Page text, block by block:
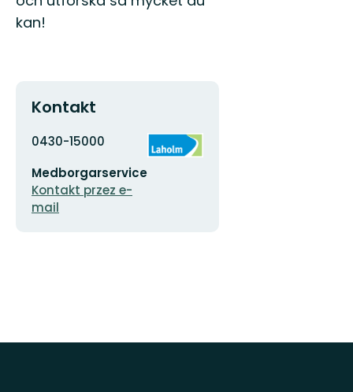
kan!
Kontakt
Adres
0430-15000
e-
mail
Medborgarservice
Kontakt przez e-
mail
Logotyp
organizacji